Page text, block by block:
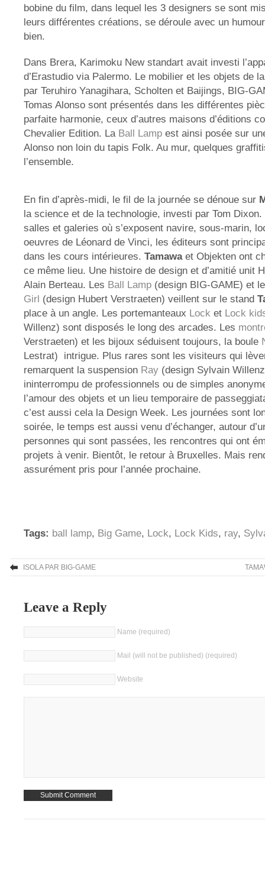
bobine du film, dans lequel les 3 designers se sont
leurs différentes créations, se déroule avec un
bien.
Dans Brera, Karimoku New standart avait investi
d’Erastudio via Palermo. Le mobilier et les objets de
par Teruhiro Yanagihara, Scholten et Baijings, BIG-
Tomas Alonso sont présentés dans les différentes
parfaite harmonie, ceux d’autres maisons d’éditions
Chevalier Edition. La Ball Lamp est ainsi posée sur
Alonso non loin du tapis Folk. Au mur, quelques
l’ensemble.
En fin d’après-midi, le fil de la journée se dénoue sur
la science et de la technologie, investi par Tom
salles et galeries où s’exposent navire, sous-marin,
oeuvres de Léonard de Vinci, les éditeurs sont
dans les cours intérieures. Tamawaet Objekten ont
ce même lieu. Une histoire de design et d’amitié unit
Alain Berteau. Les Ball Lamp (design BIG-GAME) et
Girl (design Hubert Verstraeten) veillent sur le stand
place à un angle. Les portemanteaux Lock et Lock
Willenz) sont disposés le long des arcades. Les
Verstraeten) et les bijoux séduisent toujours, la boule
Lestrat) intrigue. Plus rares sont les visiteurs qui
remarquent la suspension Ray (design Sylvain
ininterrompu de professionnels ou de simples
l’amour des objets et un lieu temporaire de
c’est aussi cela la Design Week. Les journées sont
soirée, le temps est aussi venu d’échanger, autour
personnes qui sont passées, les rencontres qui ont
projets à venir. Bientôt, le retour à Bruxelles. Mais
assurément pris pour l’année prochaine.
Tags: ball lamp, Big Game, Lock, Lock Kids, ray,
ISOLA PAR BIG-GAME
Leave a Reply
Name (required)
Mail (will not be published) (required)
Website